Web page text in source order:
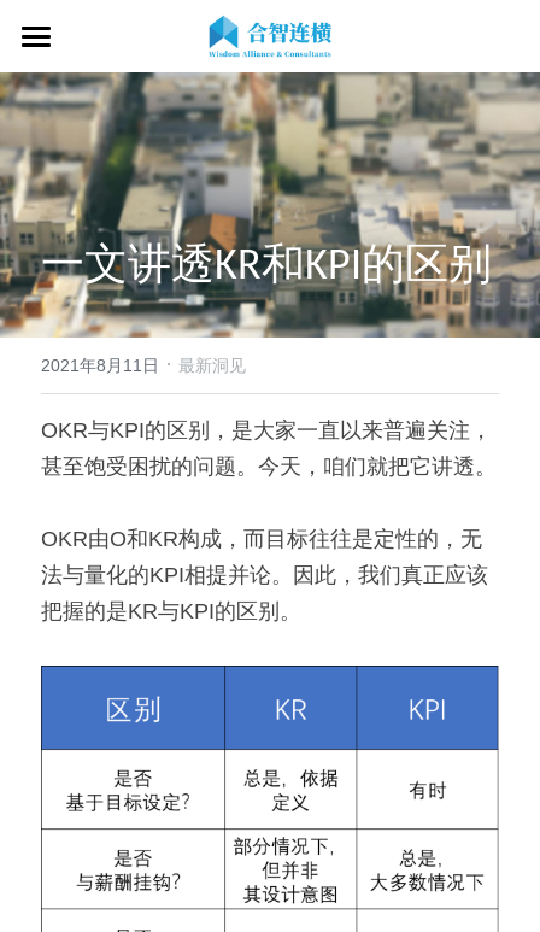
首页
关于我们
关于我们
OKR专家
战略伙伴
客户见证
专业服务
OKR服务体系
OKR系统落地陪跑
OKR战略解码
OKR工作坊/定制培训
OKR教练认证/训战
经营分析会
高质量复盘
OKR教练认证
了解COC
OKR证书查询
学习资源
专家视频
专业书籍
在线课程
最新洞见
新闻动态
搜索
一文讲透KR和KPI的区别
2021年8月11日 · 最新洞见
OKR与KPI的区别，是大家一直以来普遍关注，
甚至饱受困扰的问题。今天，咱们就把它讲透。
OKR由O和KR构成，而目标往往是定性的，无
法与量化的KPI相提并论。因此，我们真正应该
把握的是KR与KPI的区别。